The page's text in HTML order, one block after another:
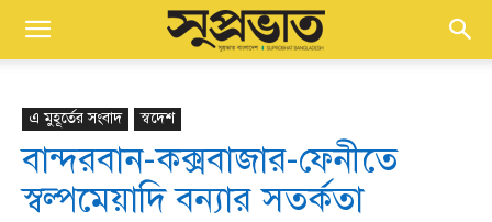
এ মুহূর্তের সংবাদ স্বদেশ
বান্দরবান-কক্সবাজার-ফেনীতে
স্বল্পমেয়াদি বন্যার সতর্কতা